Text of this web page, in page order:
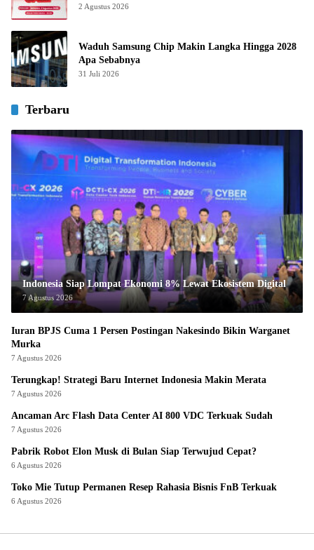
2 Agustus 2026
Waduh Samsung Chip Makin Langka Hingga 2028
Apa Sebabnya
31 Juli 2026
Terbaru
Indonesia Siap Lompat Ekonomi 8% Lewat Ekosistem Digital
7 Agustus 2026
Iuran BPJS Cuma 1 Persen Postingan Nakesindo Bikin Warganet
Murka
7 Agustus 2026
Terungkap! Strategi Baru Internet Indonesia Makin Merata
7 Agustus 2026
Ancaman Arc Flash Data Center AI 800 VDC Terkuak Sudah
7 Agustus 2026
Pabrik Robot Elon Musk di Bulan Siap Terwujud Cepat?
6 Agustus 2026
Toko Mie Tutup Permanen Resep Rahasia Bisnis FnB Terkuak
6 Agustus 2026